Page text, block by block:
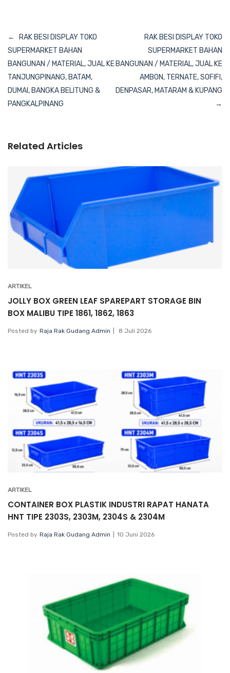
Navigasi
pos
RAK BESI DISPLAY TOKO
SUPERMARKET BAHAN
BANGUNAN / MATERIAL, JUAL KE
TANJUNGPINANG, BATAM,
DUMAI, BANGKA BELITUNG &
PANGKALPINANG
RAK BESI DISPLAY TOKO
SUPERMARKET BAHAN
BANGUNAN / MATERIAL, JUAL KE
AMBON, TERNATE, SOFIFI,
DENPASAR, MATARAM & KUPANG
Related Articles
ARTIKEL
JOLLY BOX GREEN LEAF SPAREPART STORAGE BIN
BOX MALIBU TIPE 1861, 1862, 1863
Posted by Raja Rak Gudang Admin 8 Juli 2026
ARTIKEL
CONTAINER BOX PLASTIK INDUSTRI RAPAT HANATA
HNT TIPE 2303S, 2303M, 2304S & 2304M
Posted by Raja Rak Gudang Admin 10 Juni 2026